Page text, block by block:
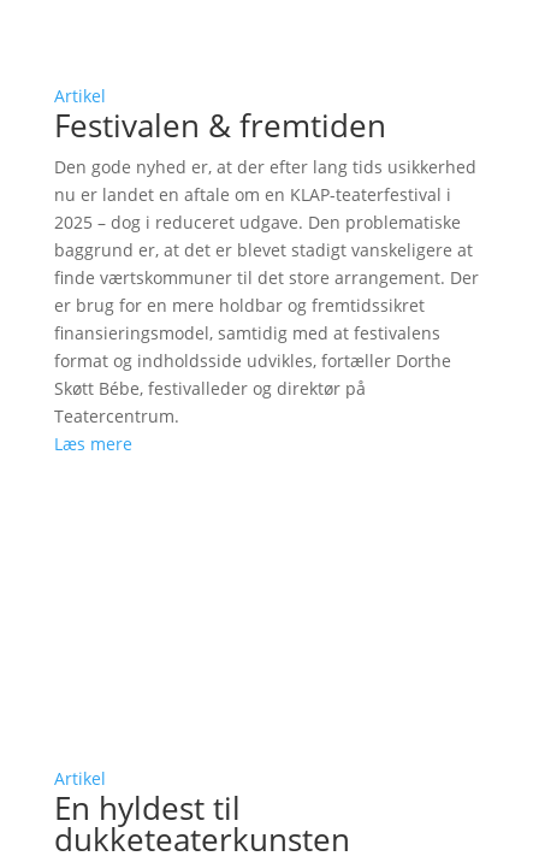
Artikel
Festivalen & fremtiden
Den gode nyhed er, at der efter lang tids usikkerhed
nu er landet en aftale om en KLAP-teaterfestival i
2025 – dog i reduceret udgave. Den problematiske
baggrund er, at det er blevet stadigt vanskeligere at
finde værtskommuner til det store arrangement. Der
er brug for en mere holdbar og fremtidssikret
finansieringsmodel, samtidig med at festivalens
format og indholdsside udvikles, fortæller Dorthe
Skøtt Bébe, festivalleder og direktør på
Teatercentrum.
Læs mere
Artikel
En hyldest til
dukketeaterkunsten